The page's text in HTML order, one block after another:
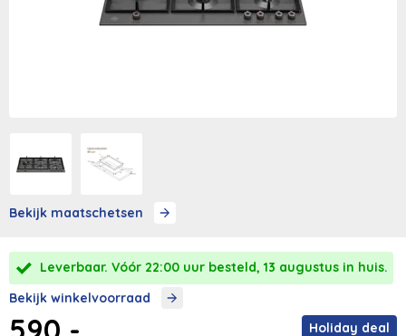
Bekijk maatschetsen
Leverbaar. Vóór 22:00 uur besteld, 13 augustus in huis.
Bekijk winkelvoorraad
Holiday deal